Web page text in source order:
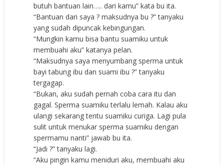
butuh bantuan lain….. dari kamu” kata bu ita.
“Bantuan dari saya ? maksudnya bu ?” tanyaku
yang sudah dipuncak kebingungan.
“Mungkin kamu bisa bantu suamiku untuk
membuahi aku” katanya pelan.
“Maksudnya saya menyumbang sperma untuk
bayi tabung ibu dan suami ibu ?” tanyaku
tergagap.
“Bukan, aku sudah pernah coba cara itu dan
gagal. Sperma suamiku terlalu lemah. Kalau aku
ulangi sekarang tentu suamiku curiga. Lagi pula
sulit untuk menukar sperma suamiku dengan
spermamu nanti” jawab bu ita.
“Jadi ?” tanyaku lagi.
“Aku pingin kamu meniduri aku, membuahi aku